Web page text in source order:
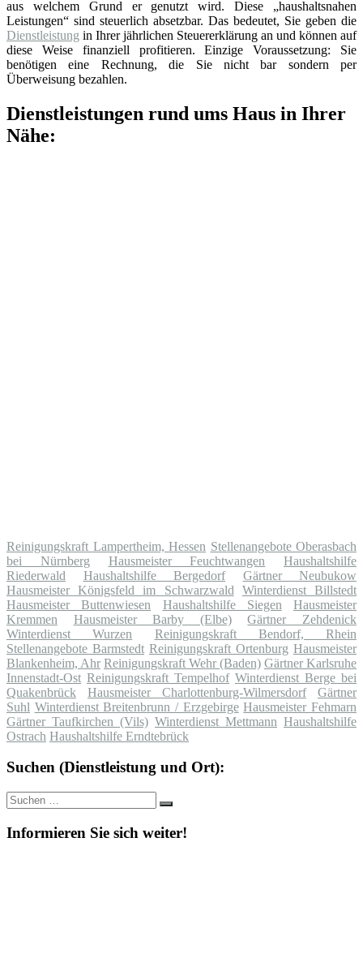
aus welchem Grund er genutzt wird. Diese „haushaltsnahen
Leistungen“ sind steuerlich absetzbar. Das bedeutet, Sie geben die
Dienstleistung in Ihrer jährlichen Steuererklärung an und können auf
diese Weise finanziell profitieren. Einzige Voraussetzung: Sie
benötigen eine Rechnung, die Sie nicht bar sondern per
Überweisung bezahlen.
Dienstleistungen rund ums Haus in Ihrer
Nähe:
Reinigungskraft Lampertheim, Hessen Stellenangebote Oberasbach
bei Nürnberg
Hausmeister Feuchtwangen
Haushaltshilfe
Riederwald
Haushaltshilfe Bergedorf
Gärtner Neubukow
Hausmeister Königsfeld im Schwarzwald
Winterdienst Billstedt
Hausmeister Buttenwiesen
Haushaltshilfe Siegen
Hausmeister
Kremmen
Hausmeister Barby (Elbe)
Gärtner Zehdenick
Winterdienst Wurzen
Reinigungskraft Bendorf, Rhein
Stellenangebote Barmstedt Reinigungskraft Ortenburg Hausmeister
Blankenheim, Ahr Reinigungskraft Wehr (Baden) Gärtner Karlsruhe
Innenstadt-Ost Reinigungskraft Tempelhof Winterdienst Berge bei
Quakenbrück
Hausmeister Charlottenburg-Wilmersdorf
Gärtner
Suhl Winterdienst Breitenbrunn / Erzgebirge Hausmeister Fehmarn
Gärtner Taufkirchen (Vils) Winterdienst Mettmann Haushaltshilfe
Ostrach Haushaltshilfe Erndtebrück
Suchen (Dienstleistung und Ort):
Suche
nach:
Suchen
Informieren Sie sich weiter!